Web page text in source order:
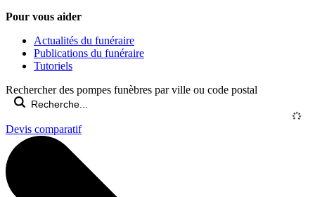
Pour vous aider
Actualités du funéraire
Publications du funéraire
Tutoriels
Rechercher des pompes funèbres par ville ou code postal
Devis comparatif